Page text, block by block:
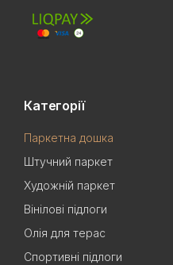
Категорії
Паркетна дошка
Штучний паркет
Художній паркет
Вінілові підлоги
Олія для терас
Спортивні підлоги